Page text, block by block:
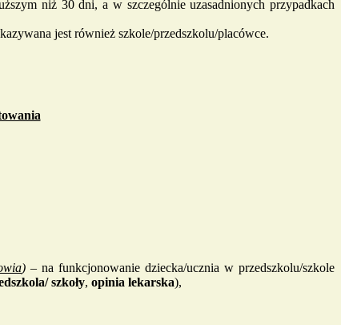
niż 30 dni, a w szczególnie uzasadnionych przypadkach
jest również szkole/przedszkolu/placówce.
) – na funkcjonowanie dziecka/ucznia w przedszkolu/szkole
szkoły, opinia lekarska),